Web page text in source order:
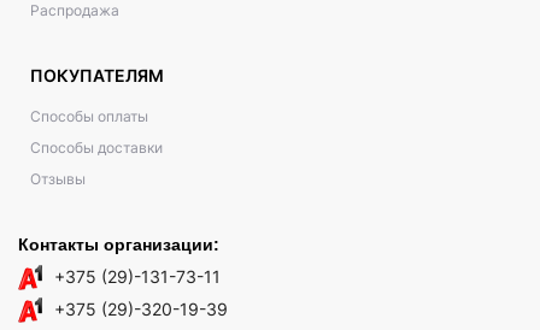
Распродажа
ПОКУПАТЕЛЯМ
Способы оплаты
Способы доставки
Отзывы
Контакты организации:
+375 (29)-131-73-11
+375 (29)-320-19-39